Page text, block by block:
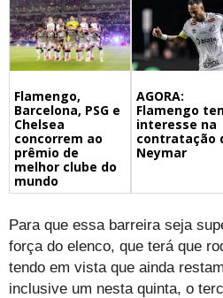
Flamengo,
Barcelona, PSG e
Chelsea
concorrem ao
prêmio de
melhor clube do
mundo
AGORA:
Flamengo
interesse na
contratação
Neymar
Para que essa barreira seja
força do elenco, que terá que
tendo em vista que ainda
inclusive um nesta quinta, o